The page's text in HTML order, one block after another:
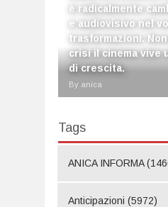
è radicalmente
e audiovisivo nel
trasformazioni.
crisi il cinema vive
di crescita.
By anica
Tags
ANICA INFORMA
Anticipazioni (5972)